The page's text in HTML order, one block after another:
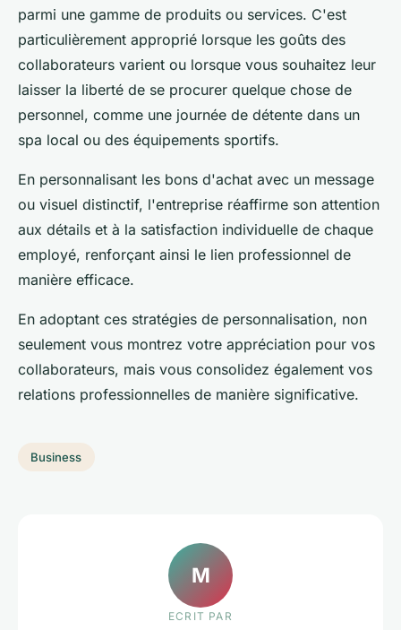
parmi une gamme de produits ou services. C'est
particulièrement approprié lorsque les goûts des
collaborateurs varient ou lorsque vous souhaitez leur
laisser la liberté de se procurer quelque chose de
personnel, comme une journée de détente dans un
spa local ou des équipements sportifs.
En personnalisant les bons d'achat avec un message
ou visuel distinctif, l'entreprise réaffirme son attention
aux détails et à la satisfaction individuelle de chaque
employé, renforçant ainsi le lien professionnel de
manière efficace.
En adoptant ces stratégies de personnalisation, non
seulement vous montrez votre appréciation pour vos
collaborateurs, mais vous consolidez également vos
relations professionnelles de manière significative.
Business
M
ECRIT PAR